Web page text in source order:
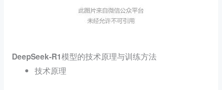
DeepSeek-R1模型的技术原理与训练方法
技术原理